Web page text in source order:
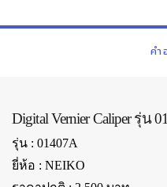
ค
Digital Vernier Caliper รุ่น
รุ่น : 01407A
ยี่ห้อ : NEIKO